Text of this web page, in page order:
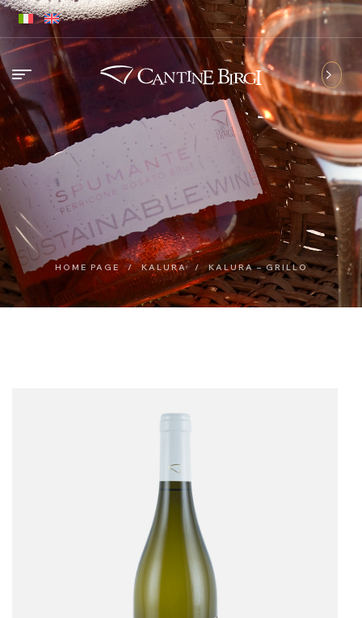
HOME PAGE / KALURA / KALURA – GRILLO